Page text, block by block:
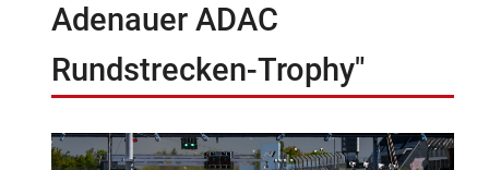
Adenauer ADAC
Rundstrecken-Trophy"